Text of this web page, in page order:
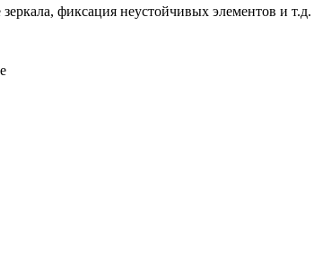
фиксация неустойчивых элементов и т.д.